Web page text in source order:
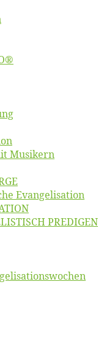
Musikern
Evangelisation
PREDIGEN